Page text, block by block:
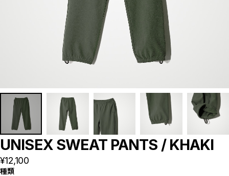
CLOSE
UNISEX SWEAT PANTS / KHAKI
¥12,100
種類